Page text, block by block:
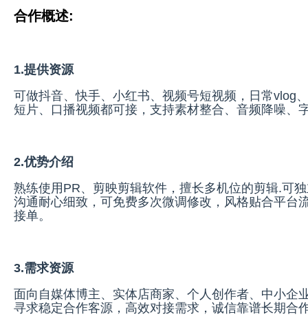
合作概述:
1.提供资源
可做抖音、快手、小红书、视频号短视频，日常vlog
短片、口播视频都可接，支持素材整合、音频降噪、
2.优势介绍
熟练使用PR、剪映剪辑软件，擅长多机位的剪辑.可
沟通耐心细致，可免费多次微调修改，风格贴合平台
接单。
3.需求资源
面向自媒体博主、实体店商家、个人创作者、中小企
寻求稳定合作客源，高效对接需求，诚信靠谱长期合